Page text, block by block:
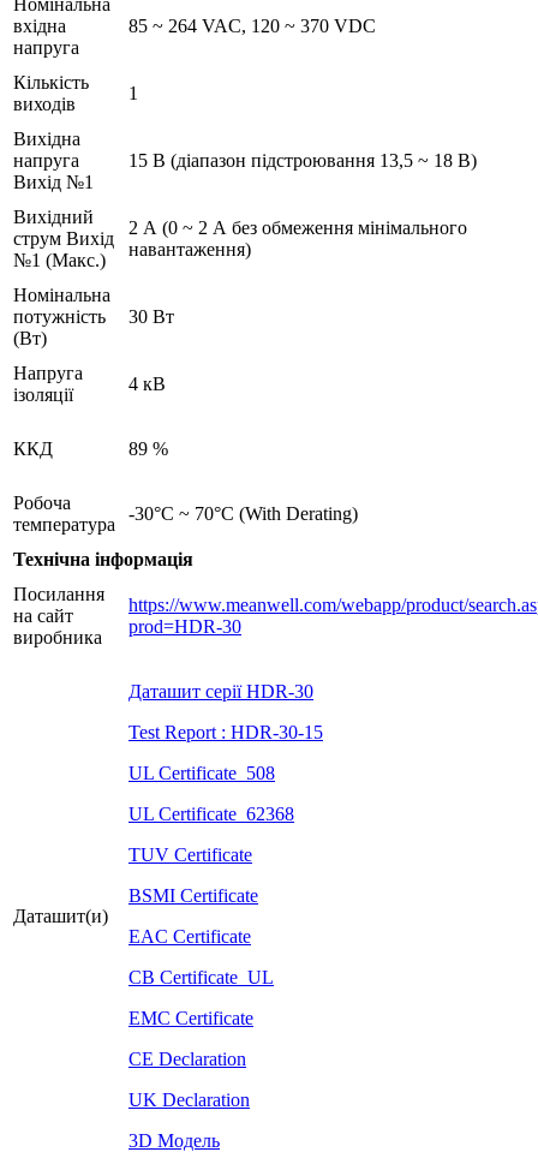
Номінальна
вхідна
напруга
85 ~ 264 VAC, 120 ~ 370 VDC
Кількість
виходів
1
Вихідна
напруга
Вихід №1
15 В (діапазон підстроювання 13,5 ~ 18 В)
Вихідний
струм Вихід
№1 (Макс.)
2 А (0 ~ 2 А без обмеження мінімального
навантаження)
Номінальна
потужність
(Вт)
30 Вт
Напруга
ізоляції
4 кВ
ККД 89 %
Робоча
температура
-30°C ~ 70°C (With Derating)
Технічна інформація
Посилання
на сайт
виробника
https://www.meanwell.com/webapp/product/
prod=HDR-30
Даташит(и)
Даташит серії HDR-30
Test Report : HDR-30-15
UL Certificate_508
UL Certificate_62368
TUV Certificate
BSMI Certificate
EAC Certificate
CB Certificate_UL
EMC Certificate
CE Declaration
UK Declaration
3D Модель